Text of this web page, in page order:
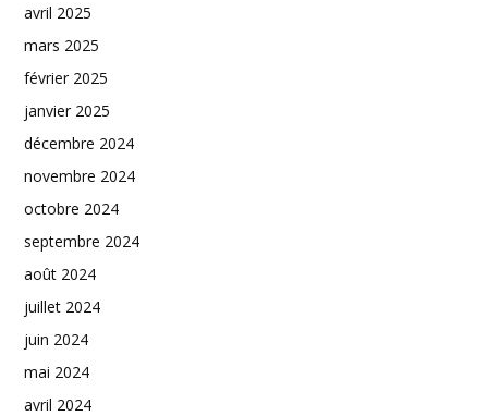
avril 2025
mars 2025
février 2025
janvier 2025
décembre 2024
novembre 2024
octobre 2024
septembre 2024
août 2024
juillet 2024
juin 2024
mai 2024
avril 2024